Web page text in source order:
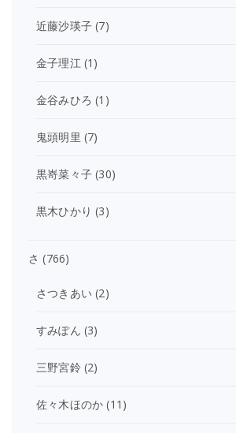
近藤沙瑛子 (7)
金子理江(1)
金谷みひろ (1)
鬼頭明里 (7)
黒嵜菜々子 (30)
黒木ひかり (3)
さ (766)
さつきあい (2)
すみぽん (3)
三野宮鈴(2)
佐々木ほのか (11)